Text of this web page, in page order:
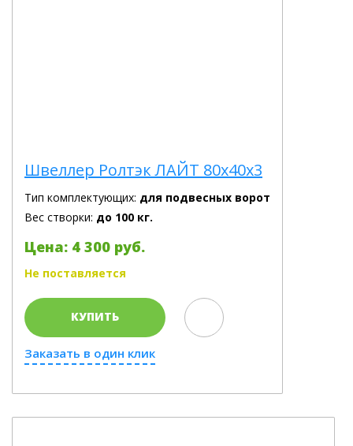
Швеллер Ролтэк ЛАЙТ 80х40х3
Тип комплектующих: для подвесных ворот
Вес створки: до 100 кг.
Цена: 4 300 руб.
Не поставляется
КУПИТЬ
Заказать в один клик